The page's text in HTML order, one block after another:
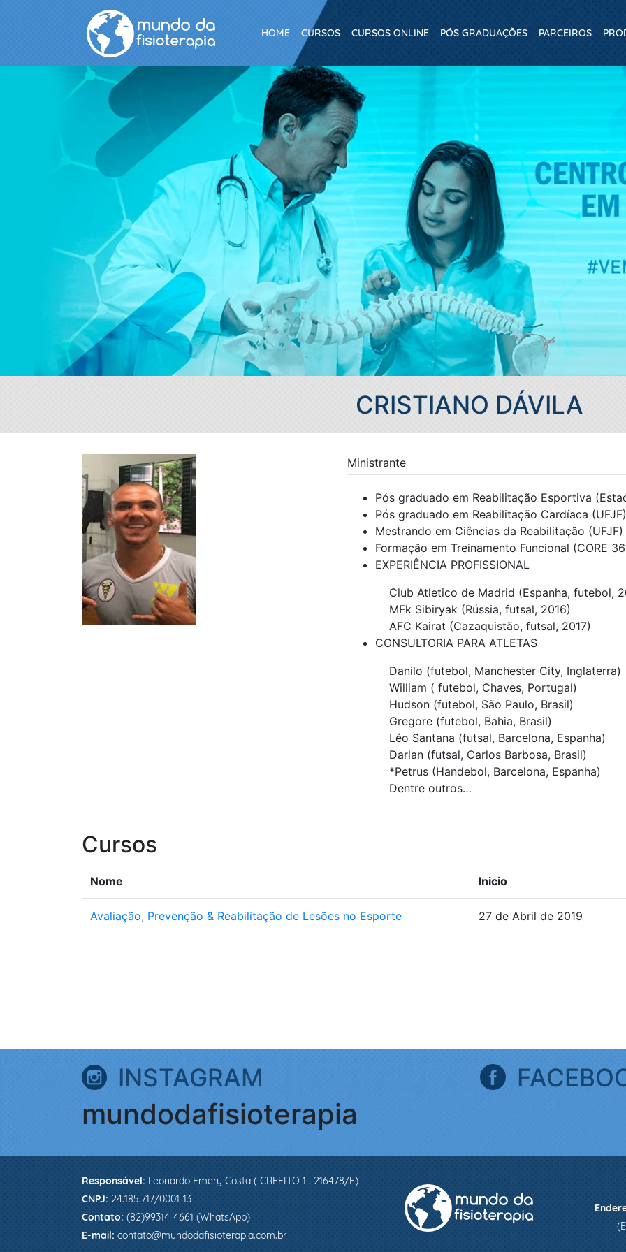
HOME CURSOS CURSOS ONLINE PÓS GRADUAÇÕES PARCEIROS
CRISTIANO DÁVILA
Ministrante
Pós graduado em Reabilitação Esportiva
Pós graduado em Reabilitação Cardíaca (UFJF)
Mestrando em Ciências da Reabilitação (UFJF)
Formação em Treinamento Funcional (CORE
EXPERIÊNCIA PROFISSIONAL
Club Atletico de Madrid (Espanha, futebol,
MFk Sibiryak (Rússia, futsal, 2016)
AFC Kairat (Cazaquistão, futsal, 2017)
CONSULTORIA PARA ATLETAS
Danilo (futebol, Manchester City, Inglaterra)
William ( futebol, Chaves, Portugal)
Hudson (futebol, São Paulo, Brasil)
Gregore (futebol, Bahia, Brasil)
Léo Santana (futsal, Barcelona, Espanha)
Darlan (futsal, Carlos Barbosa, Brasil)
*Petrus (Handebol, Barcelona, Espanha)
Dentre outros…
Cursos
Nome Inicio
Avaliação, Prevenção & Reabilitação de Lesões no Esporte 27 de Abril de 2019
INSTAGRAM
mundodafisioterapia
Responsável: Leonardo Emery Costa ( CREFITO 1 : 216478/F)
CNPJ: 24.185.717/0001-13
Contato: (82)99314-4661 (WhatsApp)
E-mail: contato@mundodafisioterapia.com.br